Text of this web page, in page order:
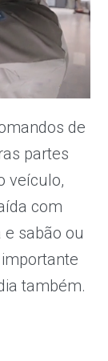
de
partes
veículo,
com
sabão ou
também.